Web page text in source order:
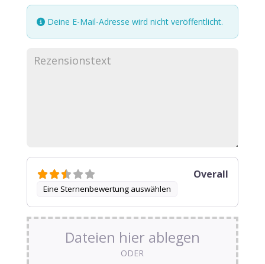
Deine E-Mail-Adresse wird nicht veröffentlicht.
Eine Sternenbewertung auswählen
Overall
Dateien hier ablegen
ODER